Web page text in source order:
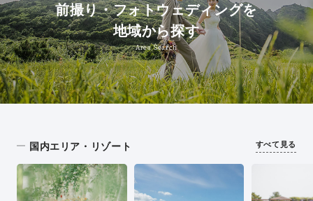
前撮り・フォトウェディングを
地域から探す
Area Search
国内エリア・リゾート すべて見る